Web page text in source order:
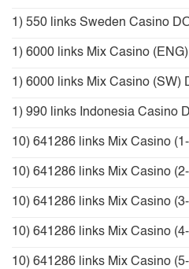
1) 550 links Sweden Casino
1) 6000 links Mix Casino (ENG)
1) 6000 links Mix Casino (SW)
1) 990 links Indonesia Casino
10) 641286 links Mix Casino
10) 641286 links Mix Casino
10) 641286 links Mix Casino
10) 641286 links Mix Casino
10) 641286 links Mix Casino